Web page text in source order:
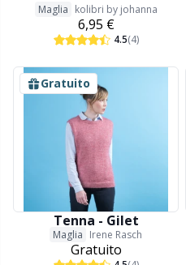
Maglia kolibri by johanna
6,95 €
4.5(4)
Gratuito
Tenna - Gilet
Maglia Irene Rasch
Gratuito